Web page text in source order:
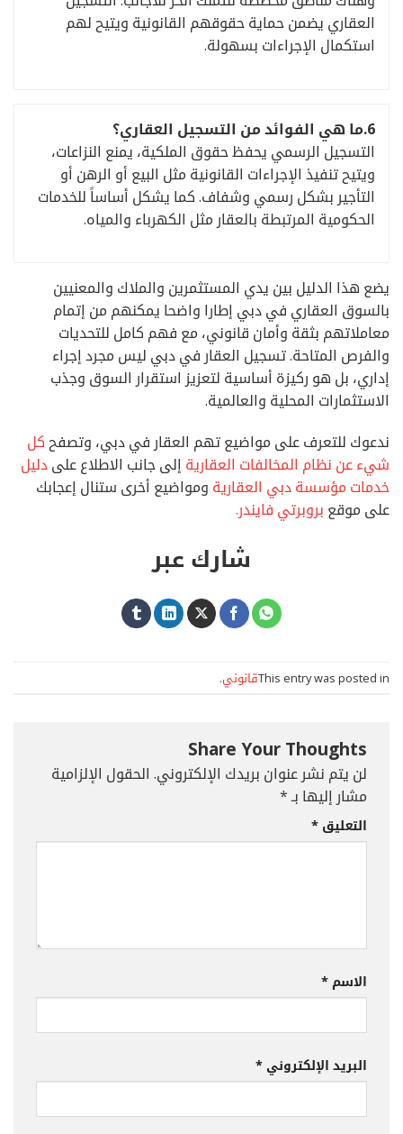
العقاري يضمن حماية حقوقهم القانونية ويتيح لهم
استكمال الإجراءات بسهولة.
6.ما هي الفوائد من التسجيل العقاري؟
التسجيل الرسمي يحفظ حقوق الملكية، يمنع النزاعات،
ويتيح تنفيذ الإجراءات القانونية مثل البيع أو الرهن أو
التأجير بشكل رسمي وشفاف. كما يشكل أساساً للخدمات
الحكومية المرتبطة بالعقار مثل الكهرباء والمياه.
يضع هذا الدليل بين يدي المستثمرين والملاك والمعنيين
بالسوق العقاري في دبي إطارا واضحا يمكنهم من إتمام
معاملاتهم بثقة وأمان قانوني، مع فهم كامل للتحديات
والفرص المتاحة. تسجيل العقار في دبي ليس مجرد إجراء
إداري، بل هو ركيزة أساسية لتعزيز استقرار السوق وجذب
الاستثمارات المحلية والعالمية.
ندعوك للتعرف على مواضيع تهم العقار في دبي، وتصفحكل
شيء عن نظام المخالفات العقاريةإلى جانب الاطلاع علىدليل
خدمات مؤسسة دبي العقاريةومواضيع أخرى ستنال إعجابك
على موقعبروبرتي فايندر.
شارك عبر
This entry was posted inقانوني.
Share Your Thoughts
لن يتم نشر عنوان بريدك الإلكتروني. الحقول الإلزامية
مشار إليها بـ*
التعليق*
الاسم*
البريد الإلكتروني*